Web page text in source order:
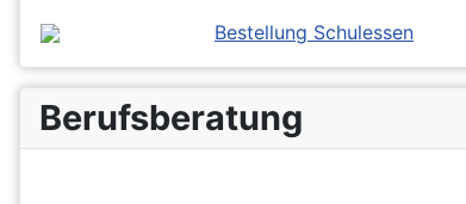
Bestellung Schulessen
Berufsberatung